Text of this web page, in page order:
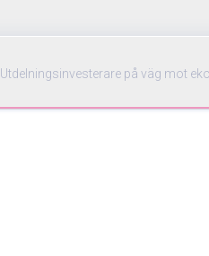
Utdelningsinvesterare på väg mot